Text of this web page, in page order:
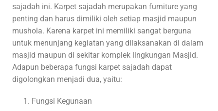
sajadah ini. Karpet sajadah merupakan furniture yang
penting dan harus dimiliki oleh setiap masjid maupun
mushola. Karena karpet ini memiliki sangat berguna
untuk menunjang kegiatan yang dilaksanakan di dalam
masjid maupun di sekitar komplek lingkungan Masjid.
Adapun beberapa fungsi karpet sajadah dapat
digolongkan menjadi dua, yaitu:
Fungsi Kegunaan